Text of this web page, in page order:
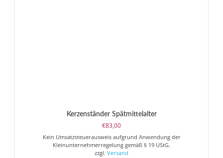
Kerzenständer Spätmittelalter
€83,00
Kein Umsatzsteuerausweis aufgrund Anwendung der
Kleinunternehmerregelung gemäß § 19 UStG.
zzgl. Versand